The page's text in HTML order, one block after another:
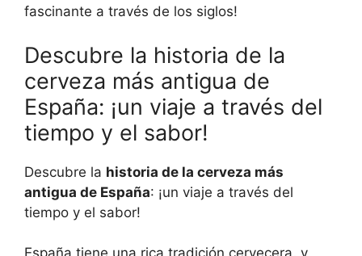
fascinante a través de los siglos!
Descubre la historia de la
cerveza más antigua de
España: ¡un viaje a través del
tiempo y el sabor!
Descubre la historia de la cerveza más
antigua de España: ¡un viaje a través del
tiempo y el sabor!
España tiene una rica tradición cervecera, y